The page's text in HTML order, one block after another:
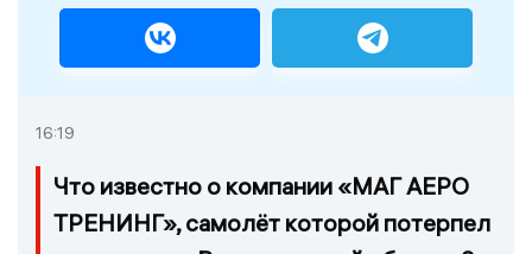
16:19
Что известно о компании «МАГ АЕРО
ТРЕНИНГ», самолёт которой потерпел